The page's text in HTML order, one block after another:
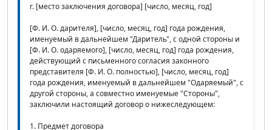
г. [место заключения договора] [число, месяц, год]
[Ф. И. О. дарителя], [число, месяц, год] года рождения,
именуемый в дальнейшем "Даритель", с одной стороны и
[Ф. И. О. одаряемого], [число, месяц, год] года рождения,
действующий с письменного согласия законного
представителя [Ф. И. О. полностью], [число, месяц, год]
года рождения, именуемый в дальнейшем "Одаряемый", с
другой стороны, а совместно именуемые "Стороны",
заключили настоящий договор о нижеследующем:
1. Предмет договора